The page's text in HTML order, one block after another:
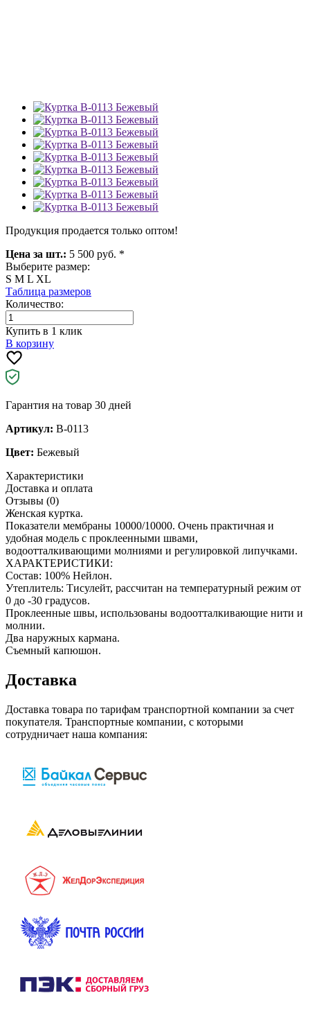
Продукция продается только оптом!
Цена за шт.: 5 500 руб. *
Выберите размер:
S M L XL
Таблица размеров
Количество:
Купить в 1 клик
В корзину
Гарантия на товар 30 дней
Артикул: B-0113
Цвет: Бежевый
Характеристики
Доставка и оплата
Отзывы (0)
Женская куртка.
Показатели мембраны 10000/10000. Очень практичная и
удобная модель с проклеенными швами,
водоотталкивающими молниями и регулировкой липучками.
ХАРАКТЕРИСТИКИ:
Состав: 100% Нейлон.
Утеплитель: Тисулейт, рассчитан на температурный режим от
0 до -30 градусов.
Проклеенные швы, использованы водоотталкивающие нити и
молнии.
Два наружных кармана.
Съемный капюшон.
Доставка
Доставка товара по тарифам транспортной компании за счет
покупателя. Транспортные компании, с которыми
сотрудничает наша компания: